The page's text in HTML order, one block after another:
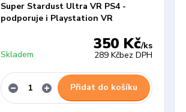
Super Stardust Ultra VR PS4 -
podporuje i Playstation VR
350 Kč/ks
289 Kčbez DPH
Skladem
Přidat do košíku